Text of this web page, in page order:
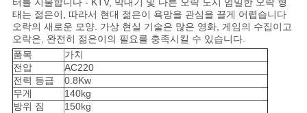
터를 지불합니다 - KTV, 막대기 및 다른 오락 도시 엄밀한 오락 형
태는 젊은이, 따라서 현대 젊은이 욕망을 관심을 끌게 어렵습니다
오락의 새로운 모양. 가상 현실 기술은 많은 영화, 게임의 수집이고
오락은, 완전히 젊은이의 필요를 충족시킬 수 있습니다.
품목
가치
전압
AC220
전력 등급
0.8Kw
무게
140kg
방위 짐
150kg